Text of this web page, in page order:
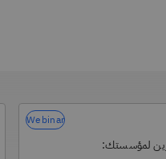
Webinar
لمؤسستك: